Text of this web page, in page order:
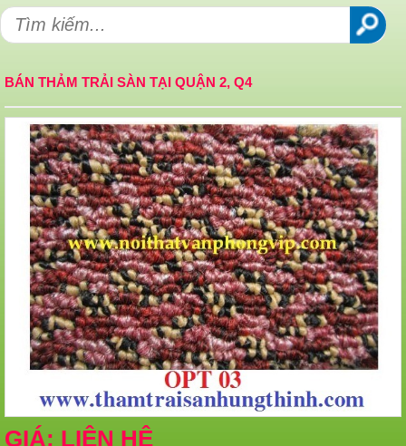
BÁN THẢM TRẢI SÀN TẠI QUẬN 2, Q4
GIÁ: LIÊN HỆ